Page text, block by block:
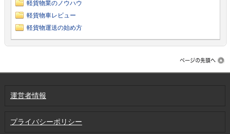
軽貨物業のノウハウ
軽貨物車レビュー
軽貨物運送の始め方
運営者情報
プライバシーポリシー